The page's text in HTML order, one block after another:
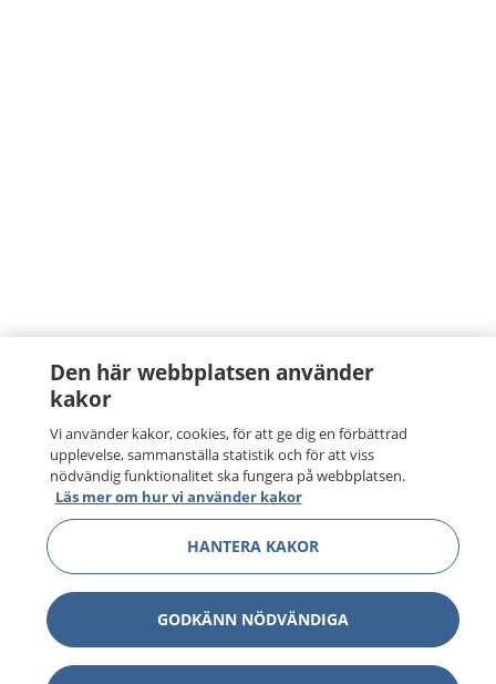
Den här webbplatsen använder
kakor
Vi använder kakor, cookies, för att ge dig en förbättrad
upplevelse, sammanställa statistik och för att viss
nödvändig funktionalitet ska fungera på webbplatsen.
Läs mer om hur vi använder kakor
HANTERA KAKOR
GODKÄNN NÖDVÄNDIGA